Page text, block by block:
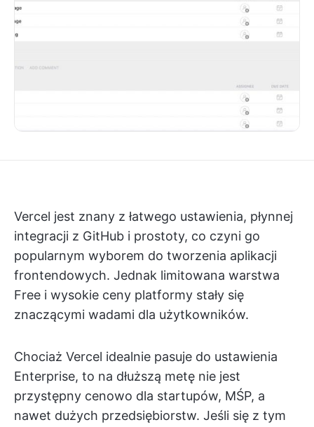
Vercel jest znany z łatwego ustawienia, płynnej
integracji z GitHub i prostoty, co czyni go
popularnym wyborem do tworzenia aplikacji
frontendowych. Jednak limitowana warstwa
Free i wysokie ceny platformy stały się
znaczącymi wadami dla użytkowników.
Chociaż Vercel idealnie pasuje do ustawienia
Enterprise, to na dłuższą metę nie jest
przystępny cenowo dla startupów, MŚP, a
nawet dużych przedsiębiorstw. Jeśli się z tym